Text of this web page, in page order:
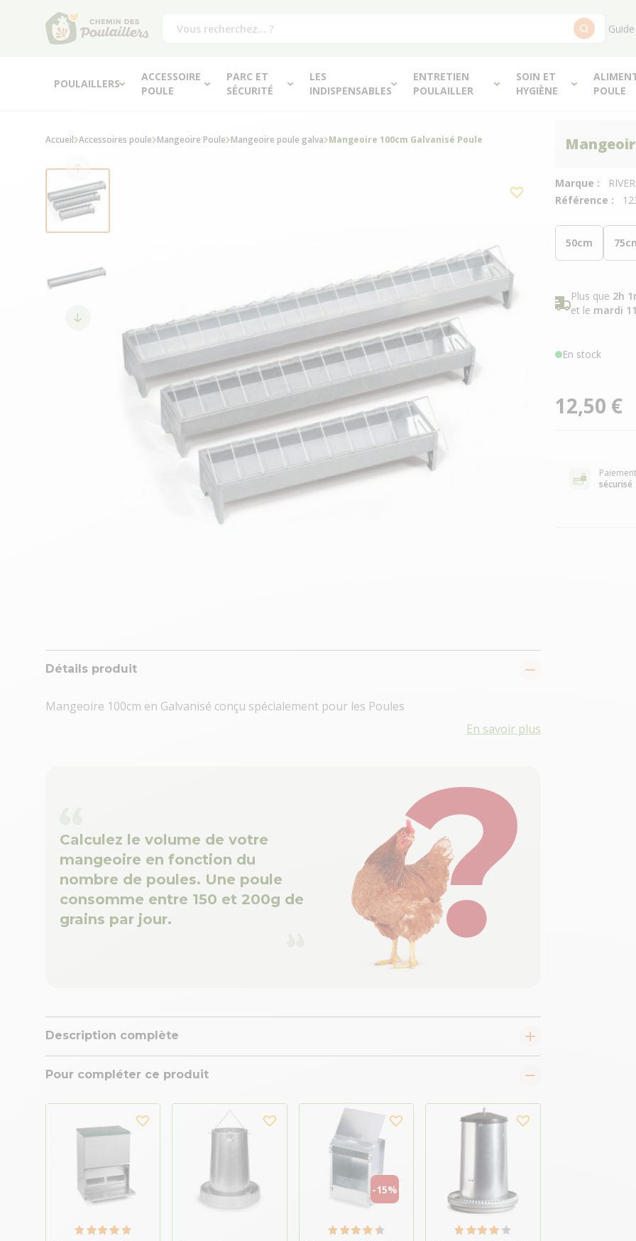
POULAILLERS
ACCESSOIRE
POULE
PARC ET
SÉCURITÉ
LES
INDISPENSABLES
ENTRETIEN
POULAILLER
SOIN ET
HYGIÈNE
POULE
Marque :
Référence :
50cm
Plus que 2h
et le mardi
En stock
12,50 €
Paiement
sécurisé
Détails produit
Mangeoire 100cm en Galvanisé conçu spécialement pour les Poules
En savoir plus
Calculez le volume de votre
mangeoire en fonction du
nombre de poules. Une poule
consomme entre 150 et 200g de
grains par jour.
Description complète
Pour compléter ce produit
-15%
Accueil Accessoires poule Mangeoire Poule Mangeoire poule galva Mangeoire 100cm Galvanisé Poule